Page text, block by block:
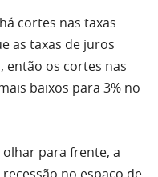
cortes nas taxas
as taxas de juros
então os cortes nas
baixos para 3% no
para frente, a